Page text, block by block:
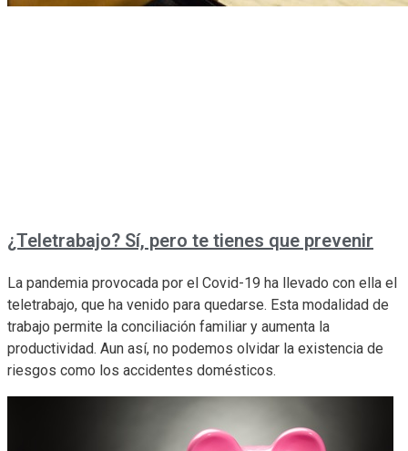
¿Teletrabajo? Sí, pero te tienes que prevenir
La pandemia provocada por el Covid-19 ha llevado con ella el
teletrabajo, que ha venido para quedarse. Esta modalidad de
trabajo permite la conciliación familiar y aumenta la
productividad. Aun así, no podemos olvidar la existencia de
riesgos como los accidentes domésticos.